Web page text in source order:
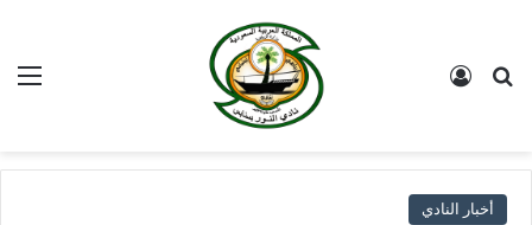
بحث عن
أخبار النادي